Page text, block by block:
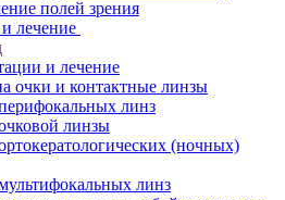
полей зрения
лечение
и лечение
очки и контактные линзы
линз
линзы
(ночных)
линз